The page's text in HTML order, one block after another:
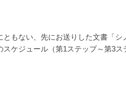
もない、先にお送りした文書「シ
スケジュール（第1ステップ～第3ス